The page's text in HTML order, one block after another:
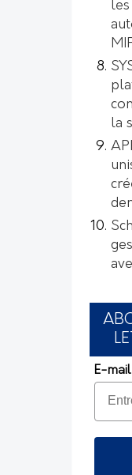
la
E-mail